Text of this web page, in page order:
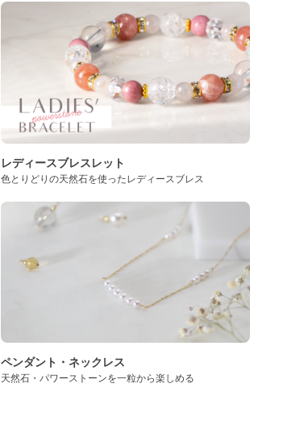
レディースブレスレット
色とりどりの天然石を使ったレディースブレス
ペンダント・ネックレス
天然石・パワーストーンを一粒から楽しめる